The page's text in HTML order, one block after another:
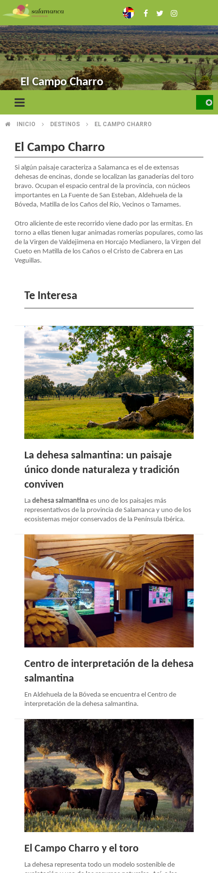
Pasar
al
contenido
principal
El Campo Charro
SOBRESCRIBIR
ENLACES
DE
AYUDA
LA
NAVEGACIÓN
INICIO DESTINOS EL CAMPO CHARRO
El Campo Charro
Si algún paisaje caracteriza a Salamanca es el de extensas
dehesas de encinas, donde se localizan las ganaderías del toro
bravo. Ocupan el espacio central de la provincia, con núcleos
importantes en La Fuente de San Esteban, Aldehuela de la
Bóveda, Matilla de los Caños del Río, Vecinos o Tamames.
Otro aliciente de este recorrido viene dado por las ermitas. En
torno a ellas tienen lugar animadas romerías populares, como las
de la Virgen de Valdejimena en Horcajo Medianero, la Virgen del
Cueto en Matilla de los Caños o el Cristo de Cabrera en Las
Veguillas.
Te Interesa
La dehesa salmantina: un paisaje
único donde naturaleza y tradición
conviven
La dehesa salmantina es uno de los paisajes más
representativos de la provincia de Salamanca y uno de los
ecosistemas mejor conservados de la Península Ibérica.
Centro de interpretación de la dehesa
salmantina
En Aldehuela de la Bóveda se encuentra el Centro de
interpretación de la dehesa salmantina.
El Campo Charro y el toro
La dehesa representa todo un modelo sostenible de